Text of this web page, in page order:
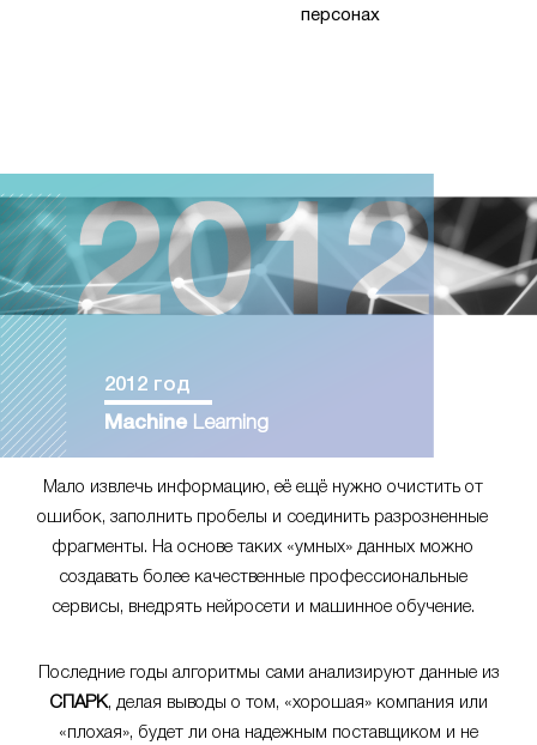
персонах
2012 год
Machine Learning
Мало извлечь информацию, её ещё нужно очистить от
ошибок, заполнить пробелы и соединить разрозненные
фрагменты. На основе таких «умных» данных можно
создавать более качественные профессиональные
сервисы, внедрять нейросети и машинное обучение.
Последние годы алгоритмы сами анализируют данные из
СПАРК, делая выводы о том, «хорошая» компания или
«плохая», будет ли она надежным поставщиком и не